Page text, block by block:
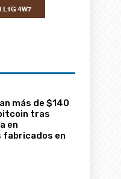
más de $140
tras
en
en